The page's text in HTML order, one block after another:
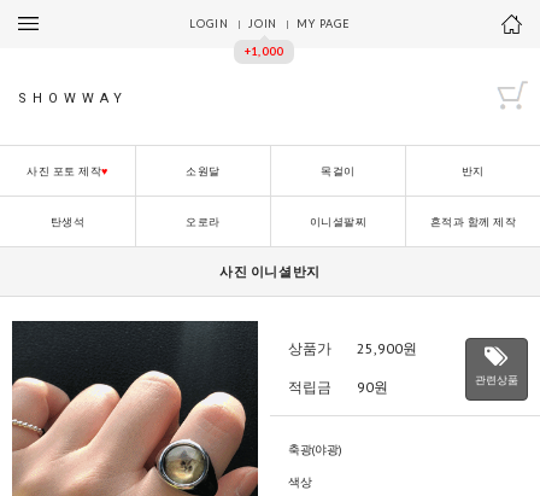
LOGIN JOIN
+1,000
MY PAGE
SHOWWAY
사진 포토 제작♥ 소원달 목걸이 반지
탄생석 오로라 이니셜팔찌 흔적과 함께 제작
사진 이니셜반지
상품가 25,900원
적립금 90원 관련상품
축광(야광)
색상